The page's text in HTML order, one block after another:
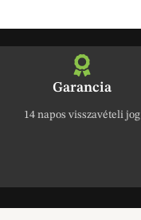
Garancia
14 napos visszavételi jog